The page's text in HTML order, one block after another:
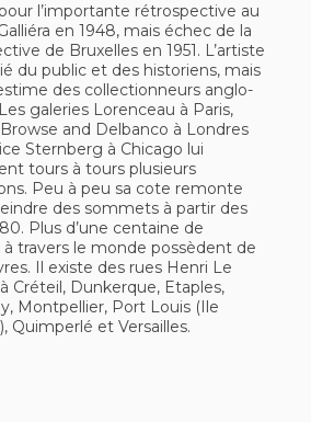
l’importante rétrospective au
en 1948, mais échec de la
de Bruxelles en 1951. L’artiste
du public et des historiens, mais
des collectionneurs anglo-
galeries Lorenceau à Paris,
Browse and Delbanco à Londres
Sternberg à Chicago lui
tours à tours plusieurs
Peu à peu sa cote remonte
des sommets à partir des
Plus d’une centaine de
à travers le monde possèdent de
Il existe des rues Henri Le
Créteil, Dunkerque, Etaples,
Montpellier, Port Louis (Ile
Quimperlé et Versailles.